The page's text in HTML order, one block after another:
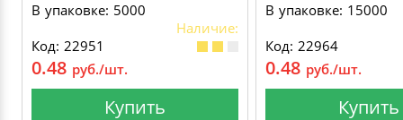
В упаковке: 5000
Наличие:
Код: 22951
0.48 руб./шт.
Купить
В упаковке: 15000
Код: 22964
0.48 руб./шт.
Купить